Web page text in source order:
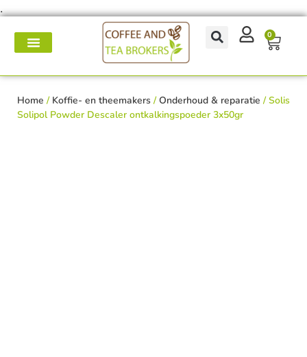
.
0
Home / Koffie- en theemakers /Onderhoud & reparatie / Solis
Solipol Powder Descaler ontkalkingspoeder 3x50gr